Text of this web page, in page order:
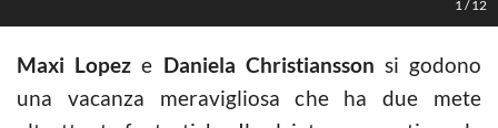
1 /12
Maxi Lopez e Daniela Christiansson si godono
una vacanza meravigliosa che ha due mete